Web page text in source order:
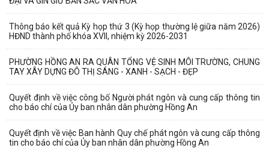
Thông báo kết quả Kỳ họp thứ 3 (Kỳ họp thường lệ giữa năm 2026)
HĐND thành phố khóa XVII, nhiệm kỳ 2026-2031
PHƯỜNG HỒNG AN RA QUÂN TỔNG VỆ SINH MÔI TRƯỜNG, CHUNG
TAY XÂY DỰNG ĐÔ THỊ SÁNG - XANH - SẠCH - ĐẸP
Quyết định về việc công bố Người phát ngôn và cung cấp thông tin
cho báo chí của Ủy ban nhân dân phường Hồng An
Quyết định về việc Ban hành Quy chế phát ngôn và cung cấp thông
tin cho báo chí của Ủy ban nhân dân phường Hồng An